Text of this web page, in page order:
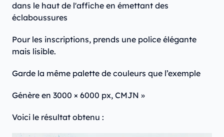
dans le haut de l'affiche en émettant des
éclaboussures
Pour les inscriptions, prends une police élégante
mais lisible.
Garde la même palette de couleurs que l’exemple
Génère en 3000 × 6000 px, CMJN »
Voici le résultat obtenu :